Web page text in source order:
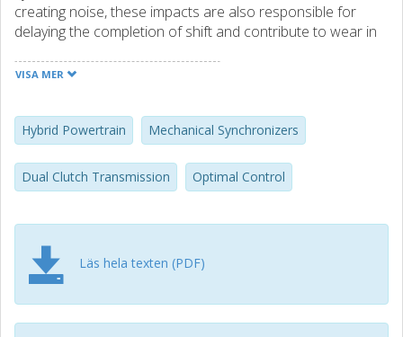
creating noise, these impacts are also responsible for
delaying the completion of shift and contribute to wear in
strategy for mechanical synchronizers in a hybrid dual
It is demonstrated how a mechanical synchronizer can be
modeled as a double integrator system and how the
standard time-optimal control solution of double
integrator system must be modified such that it can be
feedback control strategy that guarantees minimum speed
synchronization time and minimum noise/wear in
transmission. The performance of the controller is verified
by simulation.
VISA MER
Hybrid Powertrain Mechanical Synchronizers
Dual Clutch Transmission Optimal Control
Läs hela texten (PDF)